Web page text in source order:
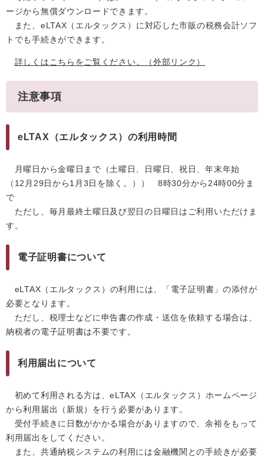
ージから無償ダウンロードできます。
また、eLTAX（エルタックス）に対応した市販の税務会計ソフ
トでも手続きができます。
詳しくはこちらをご覧ください。 （外部リンク）
注意事項
eLTAX（エルタックス）の利用時間
月曜日から金曜日まで（土曜日、日曜日、祝日、年末年始
（12月29日から1月3日を除く。）） 8時30分から24時00分ま
で
ただし、毎月最終土曜日及び翌日の日曜日はご利用いただけま
す。
電子証明書について
eLTAX（エルタックス）の利用には、「電子証明書」の添付が
必要となります。
ただし、税理士などに申告書の作成・送信を依頼する場合は、
納税者の電子証明書は不要です。
利用届出について
初めて利用される方は、eLTAX（エルタックス）ホームページ
から利用届出（新規）を行う必要があります。
受付手続きに日数がかかる場合がありますので、余裕をもって
利用届出をしてください。
また、共通納税システムの利用には金融機関との手続きが必要